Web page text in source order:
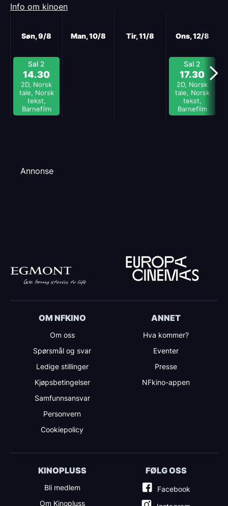
Info om kinoen
Søn, 9/8
Sal 2
14.30
2D, Norsk
tale, Norsk
tekst,
Barnefilm
Man, 10/8 Tir, 11/8 Ons, 12/8
Sal 2
17.30
2D, Norsk
tale, Norsk
tekst,
Barnefilm
Annonse
OM NFKINO
Om oss
Spørsmål og svar
Ledige stillinger
Kjøpsbetingelser
Samfunnsansvar
Personvern
Cookiepolicy
ANNET
Hva kommer?
Eventer
Presse
NFkino-appen
KINOPLUSS
Bli medlem
Om Kinopluss
FØLG OSS
Facebook